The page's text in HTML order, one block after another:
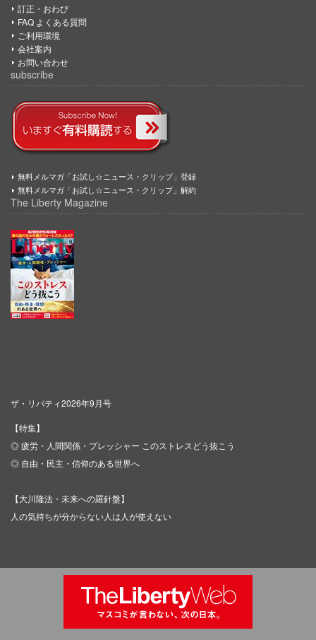
訂正・おわび
FAQ よくある質問
ご利用環境
会社案内
お問い合わせ
subscribe
無料メルマガ「お試し☆ニュース・クリップ」登録
無料メルマガ「お試し☆ニュース・クリップ」解約
The Liberty Magazine
ザ・リバティ2026年9月号
【特集】
◎ 疲労・人間関係・プレッシャー このストレスどう抜こう
◎ 自由・民主・信仰のある世界へ
【大川隆法・未来への羅針盤】
人の気持ちが分からない人は人が使えない